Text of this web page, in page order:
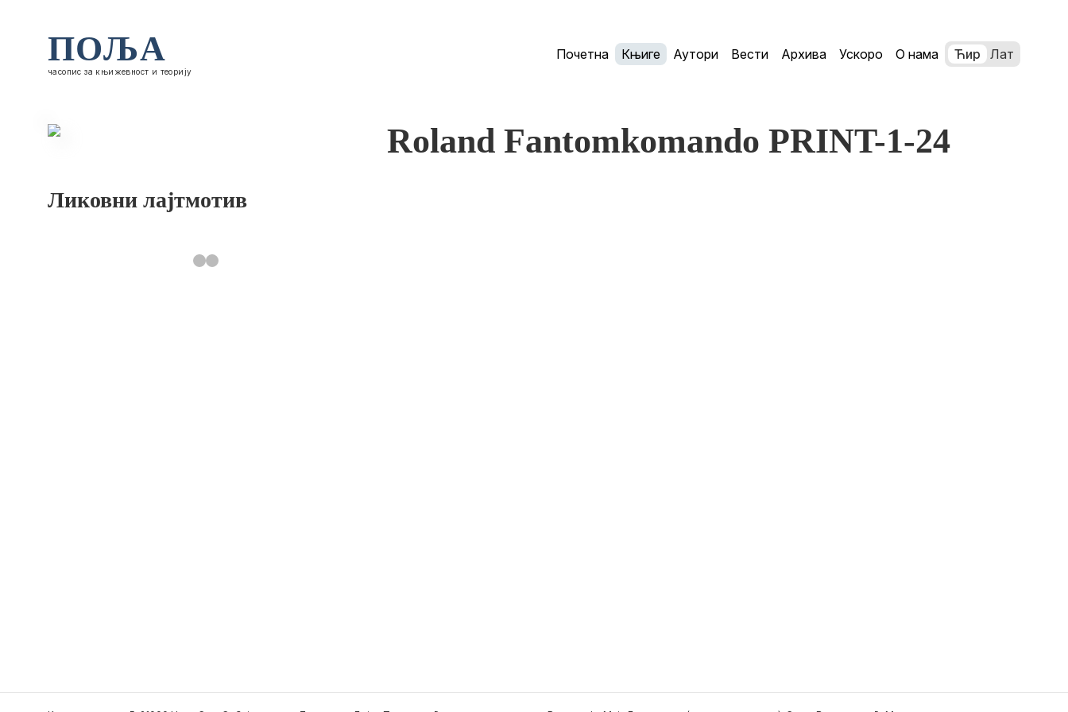
ПОЉА
часопис за књижевност и теорију
Почетна Књиге Аутори Вести Архива Ускоро О нама Ћир Лат
Ликовни лајтмотив
Roland Fantomkomando PRINT-1-24